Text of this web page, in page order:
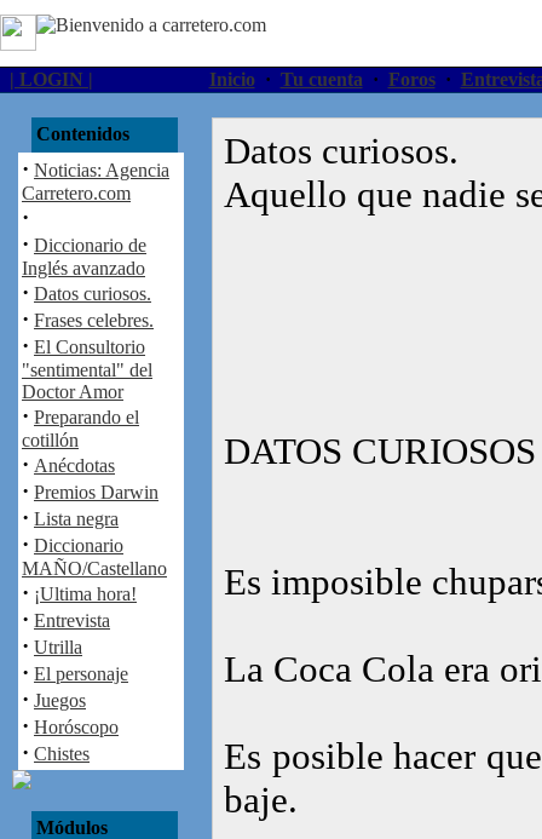
| LOGIN | Inicio· Tu cuenta · Foros·
Contenidos
· Noticias: Agencia
Carretero.com
·
· Diccionario de
Inglés avanzado
· Datos curiosos.
· Frases celebres.
· El Consultorio
"sentimental" del
Doctor Amor
· Preparando el
cotillón
· Anécdotas
· Premios Darwin
· Lista negra
· Diccionario
MAÑO/Castellano
· ¡Ultima hora!
· Entrevista
· Utrilla
· El personaje
· Juegos
· Horóscopo
· Chistes
Módulos
Datos curiosos.
Aquello que nadie
DATOS CURIOSOS
Es imposible
La Coca Cola era
Es posible hacer
baje.